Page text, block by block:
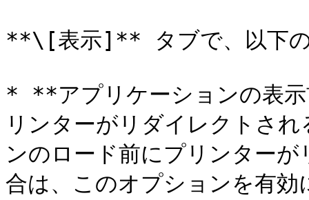
**\[表示]** タブで、以下の
* **アプリケーションの表
リンターがリダイレクトさ
ンのロード前にプリンター
合は、このオプションを有